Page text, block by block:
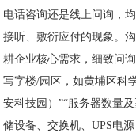
电话咨询还是线上问询，
接听、敷衍应付的现象。
耕企业核心需求，细致问
写字楼/园区，如黄埔区科
安科技园）”“服务器数量
储设备、交换机、UPS电